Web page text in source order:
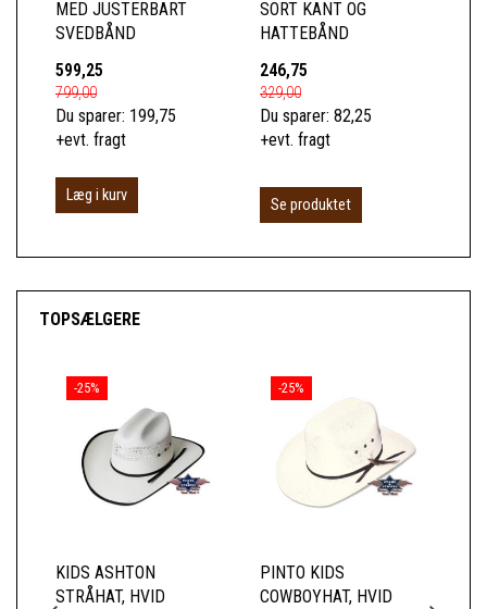
MED JUSTERBART
SVEDBÅND
599,25
799,00
Du sparer: 199,75
+evt. fragt
Læg i kurv
SORT KANT OG
HATTEBÅND
246,75
329,00
Du sparer: 82,25
+evt. fragt
Se produktet
TOPSÆLGERE
-25%
KIDS ASHTON
STRÅHAT, HVID
-25%
PINTO KIDS
COWBOYHAT, HVID